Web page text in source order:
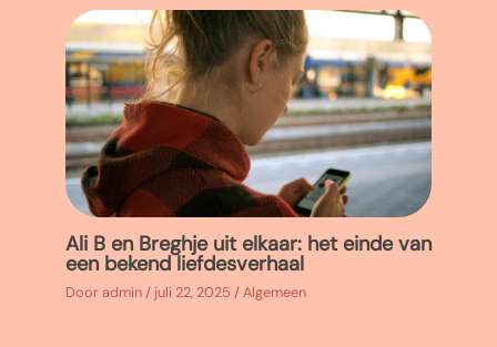
Ali B en Breghje uit elkaar: het einde van
een bekend liefdesverhaal
Dooradmin / juli 22, 2025 /Algemeen